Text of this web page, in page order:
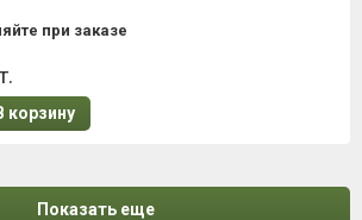
при заказе
корзину
Показать еще